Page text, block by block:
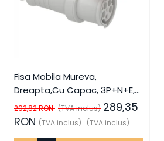
Fisa Mobila Mureva,
Dreapta,Cu Capac, 3P+N+E,
63A. 415V AC, IP67, SCH-
81383, Schneider Electric -
Schneider
292,82 RON (TVA inclus) 289,35
RON (TVA inclus) (TVA inclus)